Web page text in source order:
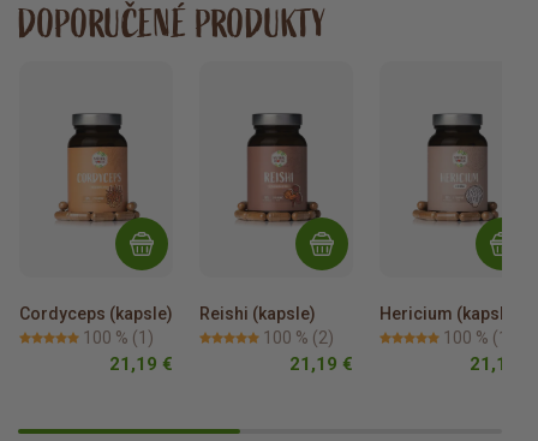
DOPORUČENÉ PRODUKTY
Cordyceps (kapsle)
100 % (1)
21,19 €
Reishi (kapsle)
100 % (2)
21,19 €
Hericium (kapsle)
100 % (1)
21,19 €